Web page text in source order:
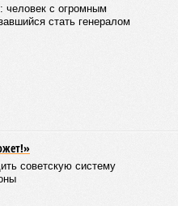
эффективность
случаях создают
вы ни проводили, как
устраняя его
по средней
стран стало